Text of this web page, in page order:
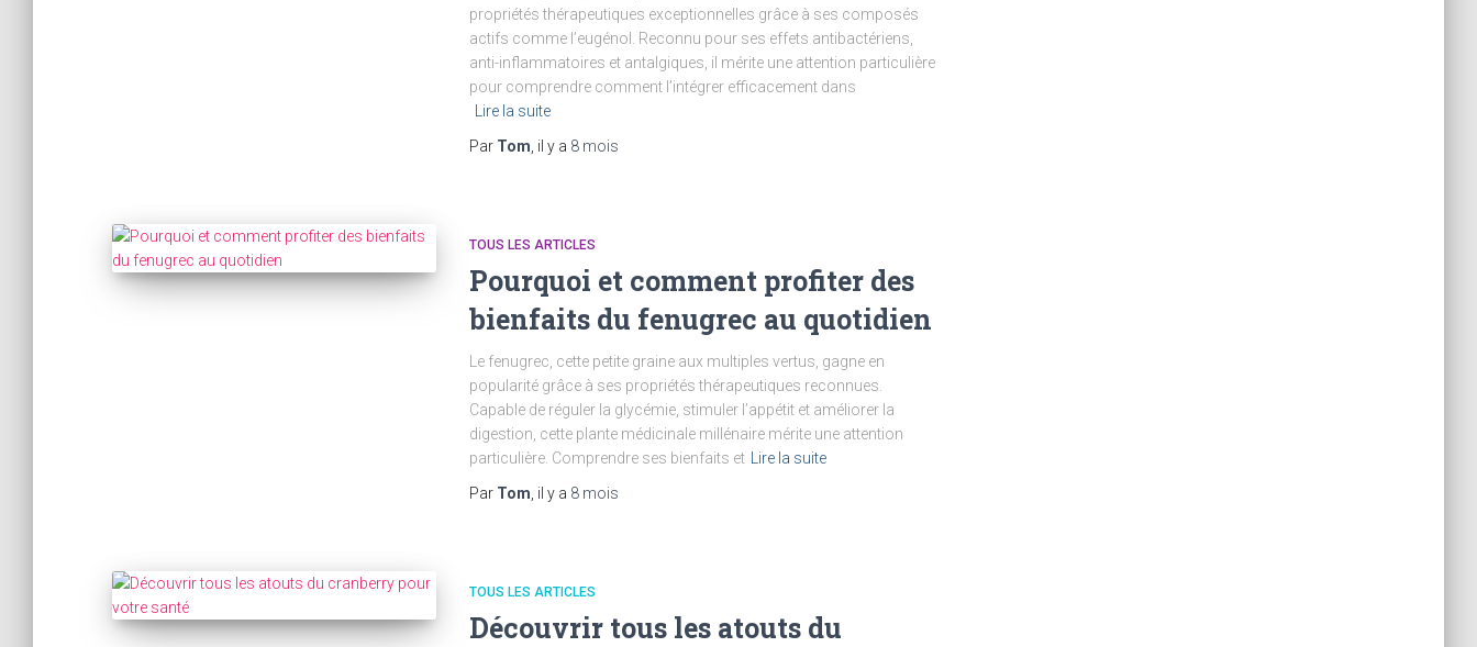
propriétés thérapeutiques exceptionnelles grâce à ses composés
actifs comme l’eugénol. Reconnu pour ses effets antibactériens,
anti-inflammatoires et antalgiques, il mérite une attention particulière
pour comprendre comment l’intégrer efficacement dans
Lire la suite
Par Tom , il y a 8 mois
TOUS LES ARTICLES
Pourquoi et comment profiter des
bienfaits du fenugrec au quotidien
Le fenugrec, cette petite graine aux multiples vertus, gagne en
popularité grâce à ses propriétés thérapeutiques reconnues.
Capable de réguler la glycémie, stimuler l’appétit et améliorer la
digestion, cette plante médicinale millénaire mérite une attention
particulière. Comprendre ses bienfaits et
Lire la suite
Par Tom , il y a 8 mois
TOUS LES ARTICLES
Découvrir tous les atouts du